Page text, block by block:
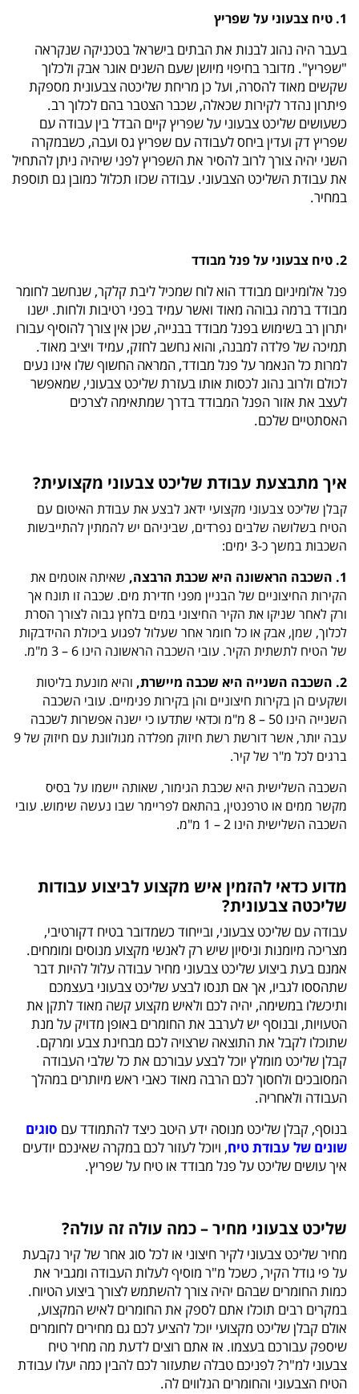
1. טיח צבעוני על שפריץ
בעבר היה נהוג לבנות את הבתים בישראל בטכניקה שנקראה
"שפריץ". מדובר בחיפוי מיושן שעם השנים אוגר אבק ולכלוך
שקשים מאוד להסרה, ועל כן מריחת שליכטה צבעונית מספקת
פיתרון נהדר לקירות שכאלה, שכבר הצטבר בהם לכלוך רב.
כשעושים שליכט צבעוני על שפריץ קיים הבדל בין עבודה עם
שפריץ דק ועדין ביחס לעבודה עם שפריץ גס ועבה, כשבמקרה
השני יהיה צורך לרוב להסיר את השפריץ לפני שיהיה ניתן להתחיל
את עבודת השליכט הצבעוני. עבודה שכזו תכלול כמובן גם תוספת
במחיר.
2. טיח צבעוני על פנל מבודד
פנל אלומיניום מבודד הוא לוח שמכיל ליבת קלקר, שנחשב לחומר
מבודד ברמה גבוהה מאוד ואשר עמיד בפני רטיבות ולחות. ישנו
יתרון רב בשימוש בפנל מבודד בבנייה, שכן אין צורך להוסיף עבורו
תמיכה של פלדה למבנה, והוא נחשב לחזק, עמיד ויציב מאוד.
למרות כל הנאמר על פנל מבודד, המראה החשוף שלו אינו נעים
לכולם ולרוב נהוג לכסות אותו בעזרת שליכט צבעוני, שמאפשר
לעצב את אזור הפנל המבודד בדרך שמתאימה לצרכים
האסתטיים שלכם.
איך מתבצעת עבודת שליכט צבעוני מקצועית?
קבלן שליכט צבעוני מקצועי ידאג לבצע את עבודת האיטום עם
הטיח בשלושה שלבים נפרדים, שביניהם יש להמתין להתייבשות
השכבות במשך כ-3 ימים:
1. השכבה הראשונה היא שכבת הרבצה,
שאיתה אוטמים את
הקירות החיצוניים של הבניין מפני חדירת מים. שכבה זו תונח אך
ורק לאחר שניקו את הקיר החיצוני במים בלחץ גבוה לצורך הסרת
לכלוך, שמן, אבק או כל חומר אחר שעלול לפגוע ביכולת ההידבקות
של הטיח לתשתית הקיר. עובי השכבה הראשונה הינו 6 – 3 מ"מ.
2. השכבה השנייה היא שכבה מיישרת,
והיא מונעת בליטות
ושקעים הן בקירות חיצוניים והן בקירות פנימיים. עובי השכבה
השנייה הינו 50 – 8 מ"מ וכדאי שתדעו כי ישנה אפשרות לשכבה
עבה יותר, אשר דורשת רשת חיזוק מפלדה מגולוונת עם חיזוק של 9
ברגים לכל מ"ר של קיר.
השכבה השלישית היא שכבת הגימור, שאותה יישמו על בסיס
מקשר ממים או טרפנטין, בהתאם לפריימר שבו נעשה שימוש. עובי
השכבה השלישית הינו 2 – 1 מ"מ.
מדוע כדאי להזמין איש מקצוע לביצוע עבודות
שליכטה צבעונית?
עבודה עם שליכט צבעוני, ובייחוד כשמדובר בטיח דקורטיבי,
מצריכה מיומנות וניסיון שיש רק לאנשי מקצוע מנוסים ומומחים.
אמנם בעת ביצוע שליכט צבעוני מחיר עבודה עלול להיות דבר
שתהססו לגביו, אך אם תנסו לבצע שליכט צבעוני בעצמכם
ותיכשלו במשימה, יהיה לכם ולאיש מקצוע קשה מאוד לתקן את
הטעויות, ובנוסף יש לערבב את החומרים באופן מדויק על מנת
שתוכלו לקבל את התוצאה שרצויה לכם מבחינת צבע ומרקם.
קבלן שליכט מומלץ יוכל לבצע עבורכם את כל שלבי העבודה
המסובכים ולחסוך לכם הרבה מאוד כאבי ראש מיותרים במהלך
העבודה ולאחריה.
בנוסף, קבלן שליכט מנוסה ידע היטב כיצד להתמודד עם סוגים
שונים של עבודת טיח, ויוכל לעזור לכם במקרה שאינכם יודעים
איך עושים שליכט על פנל מבודד או טיח על שפריץ.
שליכט צבעוני מחיר – כמה עולה זה עולה?
מחיר שליכט צבעוני לקיר חיצוני או לכל סוג אחר של קיר נקבעת
על פי גודל הקיר, כשכל מ"ר מוסיף לעלות העבודה ומגביר את
כמות החומרים שבהם יהיה צורך להשתמש לצורך ביצוע הטיוח.
במקרים רבים תוכלו אתם לספק את החומרים לאיש המקצוע,
אולם קבלן שליכט מקצועי יוכל להציע לכם גם מחירים לחומרים
שיספק עבורכם בעצמו. אז אתם רוצים לדעת מה מחיר טיח
צבעוני למ"ר? לפניכם טבלה שתעזור לכם להבין כמה יעלו עבודת
הטיח הצבעוני והחומרים הנלווים לה.